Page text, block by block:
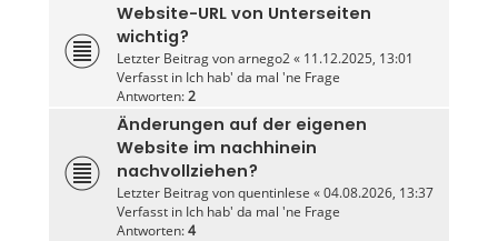
Website-URL von Unterseiten
wichtig?
Letzter Beitrag vonarnego2« 11.12.2025, 13:01
Verfasst in Ich hab' da mal 'ne Frage
Antworten:2
Änderungen auf der eigenen
Website im nachhinein
nachvollziehen?
Letzter Beitrag vonquentinlese «04.08.2026, 13:37
Verfasst in Ich hab' da mal 'ne Frage
Antworten:4